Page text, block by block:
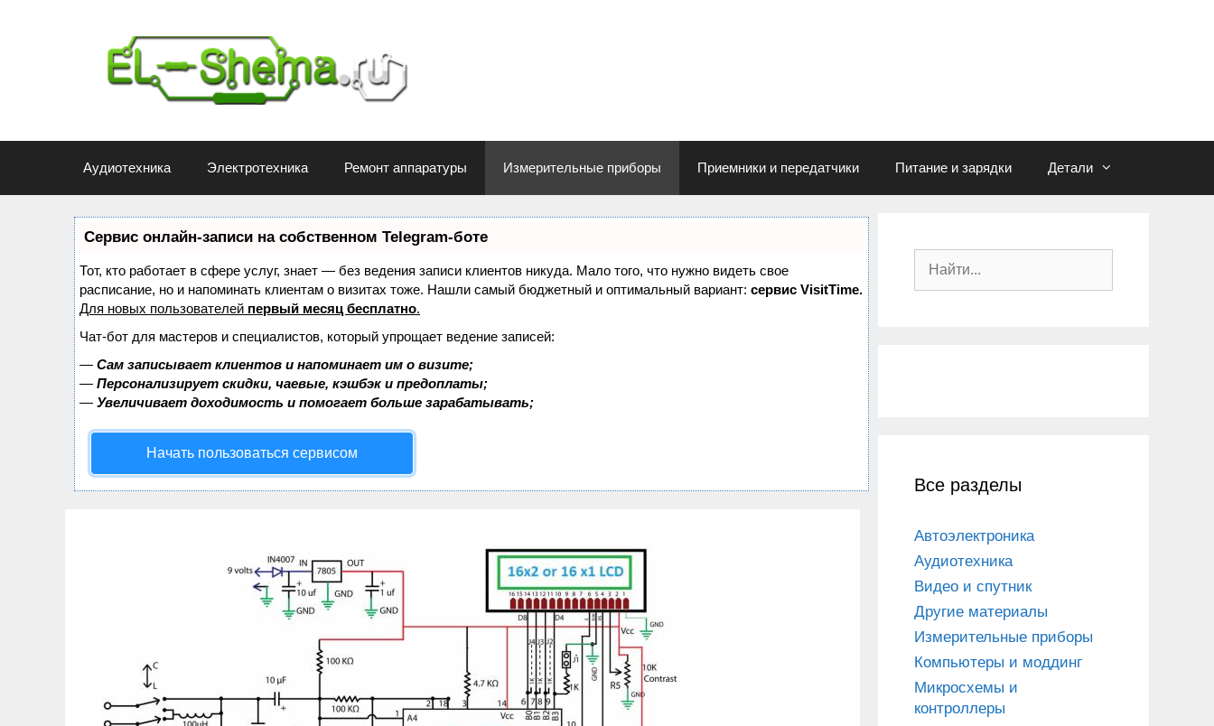
Аудиотехника Электротехника Ремонт аппаратуры Измерительные приборы Приемники и передатчики Питание и зарядки Детали
Сервис онлайн-записи на собственном Telegram-боте
Тот, кто работает в сфере услуг, знает — без ведения записи клиентов никуда. Мало того, что нужно видеть свое
расписание, но и напоминать клиентам о визитах тоже. Нашли самый бюджетный и оптимальный вариант: сервис VisitTime.
Для новых пользователей первый месяц бесплатно.
Чат-бот для мастеров и специалистов, который упрощает ведение записей:
— Сам записывает клиентов и напоминает им о визите;
— Персонализирует скидки, чаевые, кэшбэк и предоплаты;
— Увеличивает доходимость и помогает больше зарабатывать;
Начать пользоваться сервисом
Все разделы
Автоэлектроника
Аудиотехника
Видео и спутник
Другие материалы
Измерительные приборы
Компьютеры и моддинг
Микросхемы и
контроллеры